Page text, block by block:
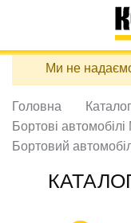
Перейти
вмісту
навигация
КАТАЛОГ
ДОСТАВКА ТА
ПРО НАС
ВІДГУКИ
Ми не
Головна
Бортові
Бортовий